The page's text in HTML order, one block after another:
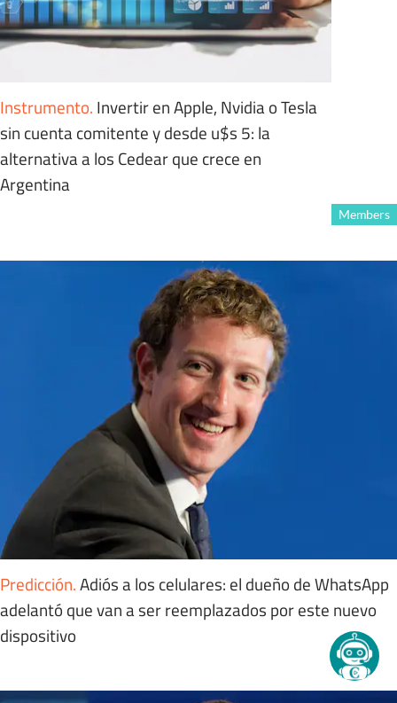
Instrumento. Invertir en Apple, Nvidia o Tesla
sin cuenta comitente y desde u$s 5: la
alternativa a los Cedear que crece en
Argentina
Members
Predicción.Adiós a los celulares: el dueño de WhatsApp
adelantó que van a ser reemplazados por este nuevo
dispositivo